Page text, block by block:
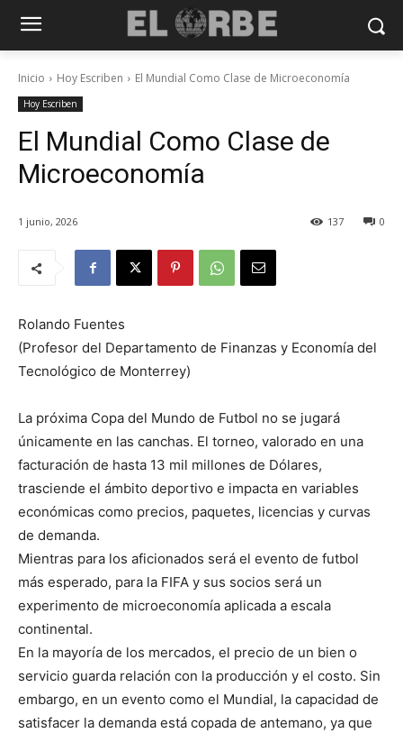
Inicio Hoy Escriben El Mundial Como Clase de Microeconomía
Hoy Escriben
El Mundial Como Clase de
Microeconomía
1 junio, 2026 0
137
Rolando Fuentes
(Profesor del Departamento de Finanzas y Economía del
Tecnológico de Monterrey)
La próxima Copa del Mundo de Futbol no se jugará
únicamente en las canchas. El torneo, valorado en una
facturación de hasta 13 mil millones de Dólares,
trasciende el ámbito deportivo e impacta en variables
económicas como precios, paquetes, licencias y curvas
de demanda.
Mientras para los aficionados será el evento de futbol
más esperado, para la FIFA y sus socios será un
experimento de microeconomía aplicada a escala
continental.
En la mayoría de los mercados, el precio de un bien o
servicio guarda relación con la producción y el costo. Sin
embargo, en un evento como el Mundial, la capacidad de
satisfacer la demanda está copada de antemano, ya que